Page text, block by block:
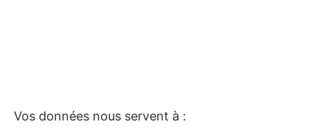
Vos données nous servent à :